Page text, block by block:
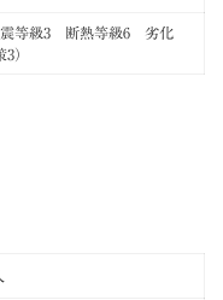
震等級3 断熱等級6 劣化
）